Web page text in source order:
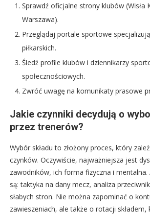
Sprawdź oficjalne strony klubów (Wisła
Warszawa).
Przeglądaj portale sportowe
piłkarskich.
Śledź profile klubów i dziennikarzy
społecznościowych.
Zwróć uwagę na komunikaty prasowe
Jakie czynniki decydują o
przez trenerów?
Wybór składu to złożony proces, który
czynków. Oczywiście, najważniejsza jest
zawodników, ich forma fizyczna i
są: taktyka na dany mecz, analiza
słabych stron. Nie można zapominać o
zawieszeniach, ale także o rotacji składem,